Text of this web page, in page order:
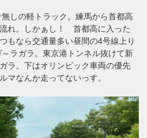
しの軽トラック。練馬から首都高
れ。しかぁし！ 首都高に入った
もなら交通量多い昼間の4号線上り
ラガラ。東京港トンネル抜けて新
ラ。下はオリンピック車両の優先
マなんか走ってないっす。